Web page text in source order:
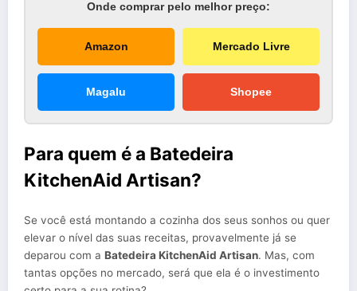
Onde comprar pelo melhor preço:
Amazon Mercado Livre
Magalu Shopee
Para quem é a Batedeira
KitchenAid Artisan?
Se você está montando a cozinha dos seus sonhos ou quer
elevar o nível das suas receitas, provavelmente já se
deparou com a Batedeira KitchenAid Artisan. Mas, com
tantas opções no mercado, será que ela é o investimento